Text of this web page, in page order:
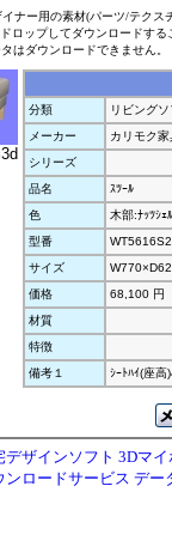
ナー用の素材(パーツ/テクス
ロップしてダウンロードす
はダウンロードできません。
分類
リビング
メーカー
カリモク家
シリーズ
品名
ｽﾂｰﾙ
色
木部:ﾅｯﾂｼｪ
型番
サイズ
価格
68,100 円
材質
特徴
備考１
ｼｰﾄﾊｲ(座高
デザインソフト 3Dマ
ンロードサービス デー